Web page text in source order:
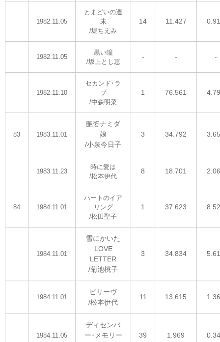
1982.11.05
とまどいの週
末
/堀ちえみ
14 11.427
1982.11.05
黒い瞳
/坂上とし恵
- - -
1982.11.10
セカンド･ラ
ブ
/中森明菜
1 76.561
83 1983.11.01
艶姿ナミダ
娘
/小泉今日子
3 34.792
1983.11.23
時に愛は
/松本伊代
8 18.701
84 1984.11.01
ハートのイア
リング
/松田聖子
1 37.623
1984.11.01
雪にかいた
LOVE
LETTER
/菊池桃子
3 34.834
1984.11.01
ビリーヴ
/松本伊代
11 13.615
1984.11.05
ディセンバ
ー･メモリー
39 1.969